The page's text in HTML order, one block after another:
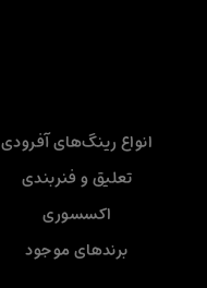
انواع رینگ‌های آفرودی
تعلیق و فنربندی
اکسسوری
برندهای موجود